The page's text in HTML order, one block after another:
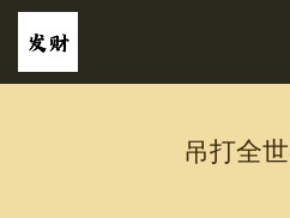
吊打全